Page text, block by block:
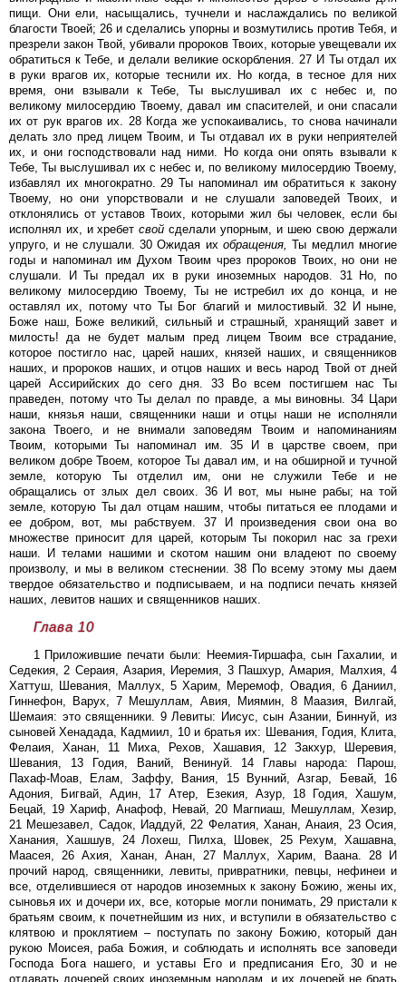
пищи. Они ели, насыщались, тучнели и наслаждались по великой
благости Твоей; 26 и сделались упорны и возмутились против Тебя, и
презрели закон Твой, убивали пророков Твоих, которые увещевали их
обратиться к Тебе, и делали великие оскорбления. 27 И Ты отдал их
в руки врагов их, которые теснили их. Но когда, в тесное для них
время, они взывали к Тебе, Ты выслушивал их с небес и, по
великому милосердию Твоему, давал им спасителей, и они спасали
их от рук врагов их. 28 Когда же успокаивались, то снова начинали
делать зло пред лицем Твоим, и Ты отдавал их в руки неприятелей
их, и они господствовали над ними. Но когда они опять взывали к
Тебе, Ты выслушивал их с небес и, по великому милосердию Твоему,
избавлял их многократно. 29 Ты напоминал им обратиться к закону
Твоему, но они упорствовали и не слушали заповедей Твоих, и
отклонялись от уставов Твоих, которыми жил бы человек, если бы
исполнял их, и хребет свой сделали упорным, и шею свою держали
упруго, и не слушали. 30 Ожидая их обращения, Ты медлил многие
годы и напоминал им Духом Твоим чрез пророков Твоих, но они не
слушали. И Ты предал их в руки иноземных народов. 31 Но, по
великому милосердию Твоему, Ты не истребил их до конца, и не
оставлял их, потому что Ты Бог благий и милостивый. 32 И ныне,
Боже наш, Боже великий, сильный и страшный, хранящий завет и
милость! да не будет малым пред лицем Твоим все страдание,
которое постигло нас, царей наших, князей наших, и священников
наших, и пророков наших, и отцов наших и весь народ Твой от дней
царей Ассирийских до сего дня. 33 Во всем постигшем нас Ты
праведен, потому что Ты делал по правде, а мы виновны. 34 Цари
наши, князья наши, священники наши и отцы наши не исполняли
закона Твоего, и не внимали заповедям Твоим и напоминаниям
Твоим, которыми Ты напоминал им. 35 И в царстве своем, при
великом добре Твоем, которое Ты давал им, и на обширной и тучной
земле, которую Ты отделил им, они не служили Тебе и не
обращались от злых дел своих. 36 И вот, мы ныне рабы; на той
земле, которую Ты дал отцам нашим, чтобы питаться ее плодами и
ее добром, вот, мы рабствуем. 37 И произведения свои она во
множестве приносит для царей, которым Ты покорил нас за грехи
наши. И телами нашими и скотом нашим они владеют по своему
произволу, и мы в великом стеснении. 38 По всему этому мы даем
твердое обязательство и подписываем, и на подписи печать князей
наших, левитов наших и священников наших.
Глава 10
1 Приложившие печати были: Неемия-Тиршафа, сын Гахалии, и
Седекия, 2 Сераия, Азария, Иеремия, 3 Пашхур, Амария, Малхия, 4
Хаттуш, Шевания, Маллух, 5 Харим, Меремоф, Овадия, 6 Даниил,
Гиннефон, Варух, 7 Мешуллам, Авия, Миямин, 8 Маазия, Вилгай,
Шемаия: это священники. 9 Левиты: Иисус, сын Азании, Биннуй, из
сыновей Хенадада, Кадмиил, 10 и братья их: Шевания, Годия, Клита,
Фелаия, Ханан, 11 Миха, Рехов, Хашавия, 12 Закхур, Шеревия,
Шевания, 13 Годия, Ваний, Венинуй. 14 Главы народа: Парош,
Пахаф-Моав, Елам, Заффу, Вания, 15 Вунний, Азгар, Бевай, 16
Адония, Бигвай, Адин, 17 Атер, Езекия, Азур, 18 Годия, Хашум,
Бецай, 19 Хариф, Анафоф, Невай, 20 Магпиаш, Мешуллам, Хезир,
21 Мешезавел, Садок, Иаддуй, 22 Фелатия, Ханан, Анаия, 23 Осия,
Ханания, Хашшув, 24 Лохеш, Пилха, Шовек, 25 Рехум, Хашавна,
Маасея, 26 Ахия, Ханан, Анан, 27 Маллух, Харим, Ваана. 28 И
прочий народ, священники, левиты, привратники, певцы, нефинеи и
все, отделившиеся от народов иноземных к закону Божию, жены их,
сыновья их и дочери их, все, которые могли понимать, 29 пристали к
братьям своим, к почетнейшим из них, и вступили в обязательство с
клятвою и проклятием – поступать по закону Божию, который дан
рукою Моисея, раба Божия, и соблюдать и исполнять все заповеди
Господа Бога нашего, и уставы Его и предписания Его, 30 и не
отдавать дочерей своих иноземным народам, и их дочерей не брать